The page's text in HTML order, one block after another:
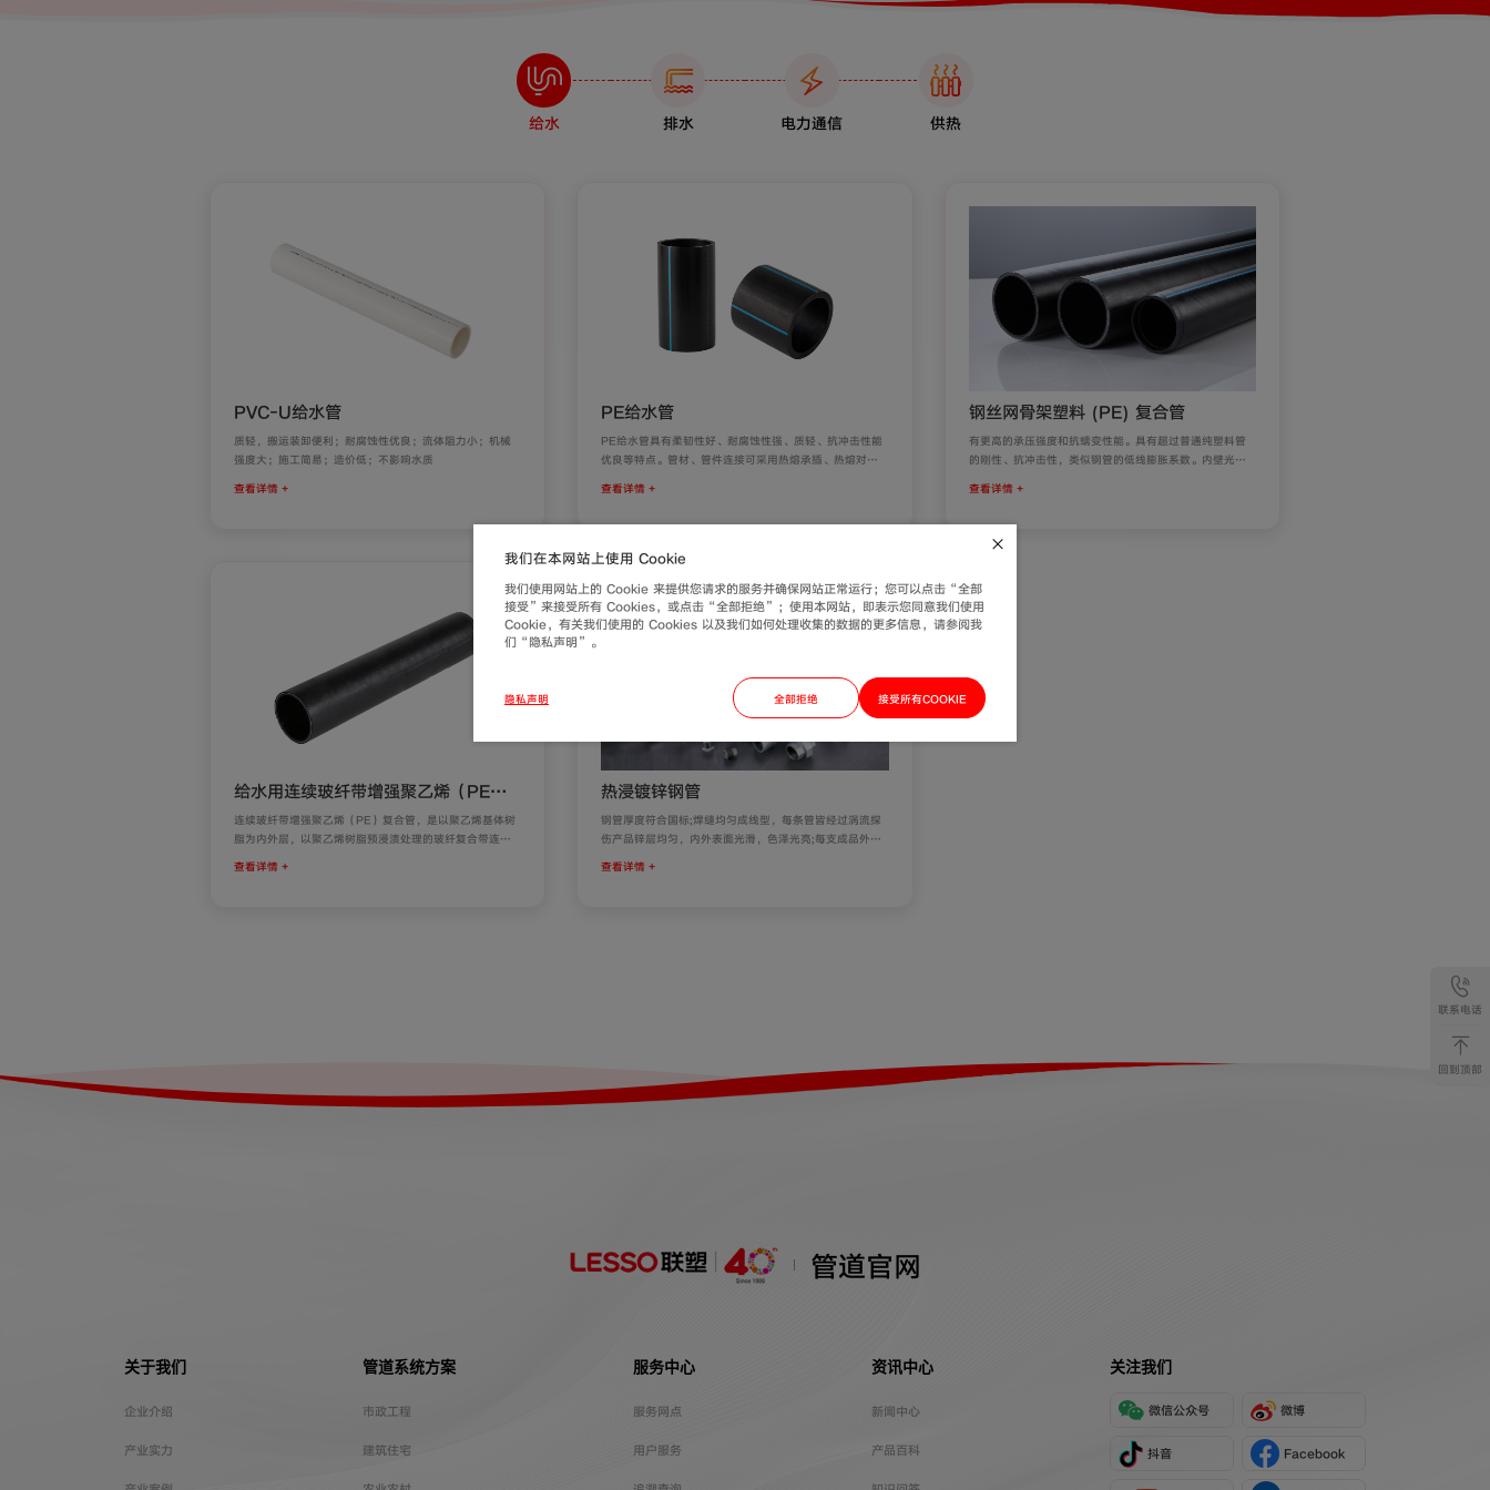
给水 排水 电力通信 供热
PVC-U给水管
质轻，搬运装卸便利；耐腐蚀性优良；流体阻力小；机械
强度大；施工简易；造价低；不影响水质
查看详情 +
PE给水管
PE给水管具有柔韧性好、耐腐蚀性强、质轻、抗冲击性能
优良等特点。管材、管件连接可采用热熔承插、热熔对接
靠，施工成本低，在工程应用中发展迅速。
查看详情 +
钢丝网骨架塑料 (PE) 复合管
有更高的承压强度和抗蠕变性能。具有超过普通纯塑料管
的刚性、抗冲击性，类似钢管的低线膨胀系数。内壁光
查看详情 +
给水用连续玻纤带增强聚乙烯（PE）
复合管
连续玻纤带増强聚乙烯（PE）复合管，是以聚乙烯基体树
脂为内外层，以聚乙烯树脂预浸渍处理的玻纤复合带连续
管材。
查看详情 +
热浸镀锌钢管
钢管厚度符合国标;焊缝均匀成线型，每条管皆经过涡流探
伤产品锌层均匀，内外表面光滑，色泽光亮;每支成品外表
查看详情 +
管道官网
关于我们
企业介绍
产业实力
管道系统方案
市政工程
建筑住宅
服务中心
服务网点
用户服务
资讯中心
新闻中心
产品百科
关注我们
微信公众号 微博
抖音 Facebook
联系电话
回到顶部
我们在本网站上使用 Cookie
我们使用网站上的 Cookie 来提供您请求的服务并确保网站正常运行；您可以点击“全部
接受”来接受所有 Cookies，或点击“全部拒绝”；使用本网站，即表示您同意我们使用
Cookie，有关我们使用的 Cookies 以及我们如何处理收集的数据的更多信息，请参阅我
们“隐私声明”。
隐私声明 全部拒绝 接受所有COOKIE